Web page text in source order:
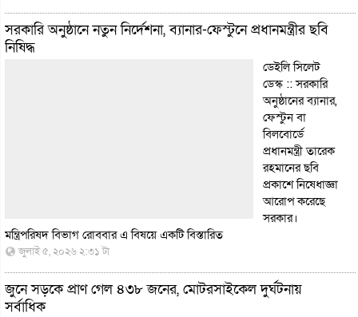
সরকারি অনুষ্ঠানে নতুন নির্দেশনা, ব্যানার-ফেস্টুনে প্রধানমন্ত্রীর ছবি
নিষিদ্ধ
ডেইলি সিলেট
ডেস্ক :: সরকারি
অনুষ্ঠানের ব্যানার,
ফেস্টুন বা
বিলবোর্ডে
প্রধানমন্ত্রী তারেক
রহমানের ছবি
প্রকাশে নিষেধাজ্ঞা
আরোপ করেছে
সরকার।
মন্ত্রিপরিষদ বিভাগ রোববার এ বিষয়ে একটিবিস্তারিত
জুলাই ৫, ২০২৬ ২:৩১ টা
জুনে সড়কে প্রাণ গেল ৪৩৮ জনের, মোটরসাইকেল দুর্ঘটনায়
সর্বাধিক